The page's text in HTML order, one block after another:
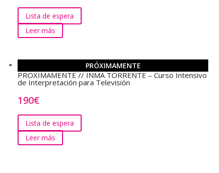
Lista de espera
Leer más
PRÓXIMAMENTE
PROXIMAMENTE // INMA TORRENTE – Curso Intensivo
de Interpretación para Televisión
190€
Lista de espera
Leer más